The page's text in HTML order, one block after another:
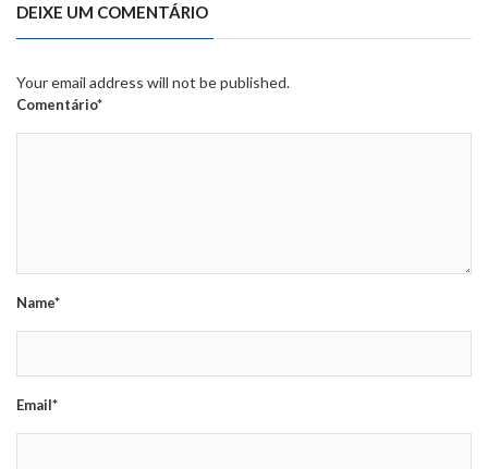
DEIXE UM COMENTÁRIO
Your email address will not be published.
Comentário*
Name*
Email*